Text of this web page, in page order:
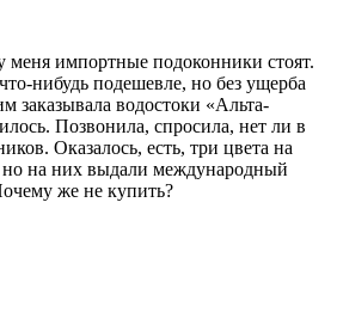
меня импортные подоконники стоят.
нибудь подешевле, но без ущерба
заказывала водостоки «Альта-
Позвонила, спросила, нет ли в
Оказалось, есть, три цвета на
на них выдали международный
же не купить?